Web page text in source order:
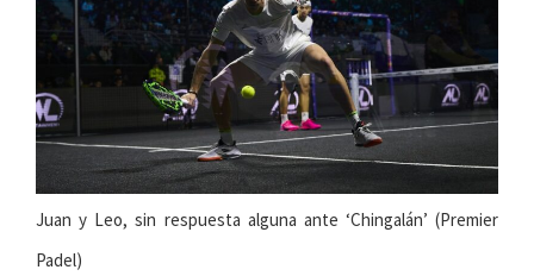
Juan y Leo, sin respuesta alguna ante ‘Chingalán’ (Premier
Padel)